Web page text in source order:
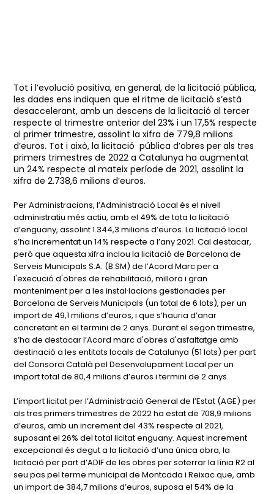
Tot i l’evolució positiva, en general, de la licitació pública,
les dades ens indiquen que el ritme de licitació s’està
desaccelerant, amb un descens de la licitació al tercer
respecte al trimestre anterior del 23% i un 17,5% respecte
al primer trimestre, assolint la xifra de 779,8 milions
d’euros. Tot i això, la licitació pública d’obres per als tres
primers trimestres de 2022 a Catalunya ha augmentat
un 24% respecte al mateix període de 2021, assolint la
xifra de 2.738,6 milions d’euros.
Per Administracions, l’Administració Local és el nivell
administratiu més actiu, amb el 49% de tota la licitació
d’enguany, assolint 1.344,3 milions d’euros. La licitació local
s’ha incrementat un 14% respecte a l’any 2021. Cal destacar,
però que aquesta xifra inclou la licitació de Barcelona de
Serveis Municipals S.A. (B:SM) de l’Acord Marc per a
l'execució d'obres de rehabilitació, millora i gran
manteniment per a les instal·lacions gestionades per
Barcelona de Serveis Municipals (un total de 6 lots), per un
import de 49,1 milions d’euros, i que s’hauria d’anar
concretant en el termini de 2 anys. Durant el segon trimestre,
s’ha de destacar l’Acord marc d'obres d'asfaltatge amb
destinació a les entitats locals de Catalunya (51 lots) per part
del Consorci Català pel Desenvolupament Local per un
import total de 80,4 milions d’euros i termini de 2 anys.
L’import licitat per l’Administració General de l’Estat (AGE) per
als tres primers trimestres de 2022 ha estat de 708,9 milions
d’euros, amb un increment del 43% respecte al 2021,
suposant el 26% del total licitat enguany. Aquest increment
excepcional és degut a la licitació d’una única obra, la
licitació per part d’ADIF de les obres per soterrar la línia R2 al
seu pas pel terme municipal de Montcada i Reixac que, amb
un import de 384,7 milions d’euros, suposa el 54% de la